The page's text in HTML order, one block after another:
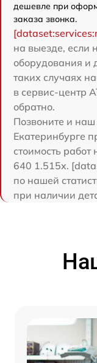
дешевле при
заказа звонка.
на выезде, если
оборудования и
таких случаях
в сервис-центр
обратно.
Позвоните и наш
Екатеринбурге
стоимость
640 1.515x.
по нашей
при наличии